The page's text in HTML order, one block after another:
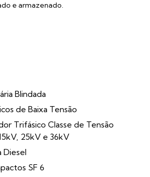
e armazenado.
Blindada
de Baixa Tensão
Trifásico Classe de Tensão
25kV e 36kV
Diesel
SF 6